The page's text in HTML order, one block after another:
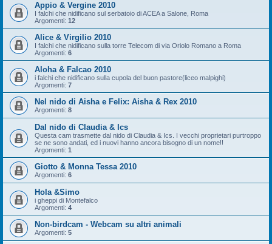
Appio & Vergine 2010
I falchi che nidificano sul serbatoio di ACEA a Salone, Roma
Argomenti: 12
Alice & Virgilio 2010
I falchi che nidificano sulla torre Telecom di via Oriolo Romano a Roma
Argomenti: 6
Aloha & Falcao 2010
i falchi che nidificano sulla cupola del buon pastore(liceo malpighi)
Argomenti: 7
Nel nido di Aisha e Felix: Aisha & Rex 2010
Argomenti: 8
Dal nido di Claudia & Ics
Questa cam trasmette dal nido di Claudia & Ics. I vecchi proprietari purtroppo
se ne sono andati, ed i nuovi hanno ancora bisogno di un nome!!
Argomenti: 1
Giotto & Monna Tessa 2010
Argomenti: 6
Hola &Simo
i gheppi di Montefalco
Argomenti: 4
Non-birdcam - Webcam su altri animali
Argomenti: 5